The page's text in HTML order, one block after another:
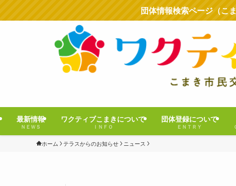
団体情報検索ページ（こ
最新情報
ＮＥＷＳ
ワクティブこまきについて
ＩＮＦＯ
団体登録について
ＥＮＴＲＹ
ホーム テラスからのお知らせ ニュース